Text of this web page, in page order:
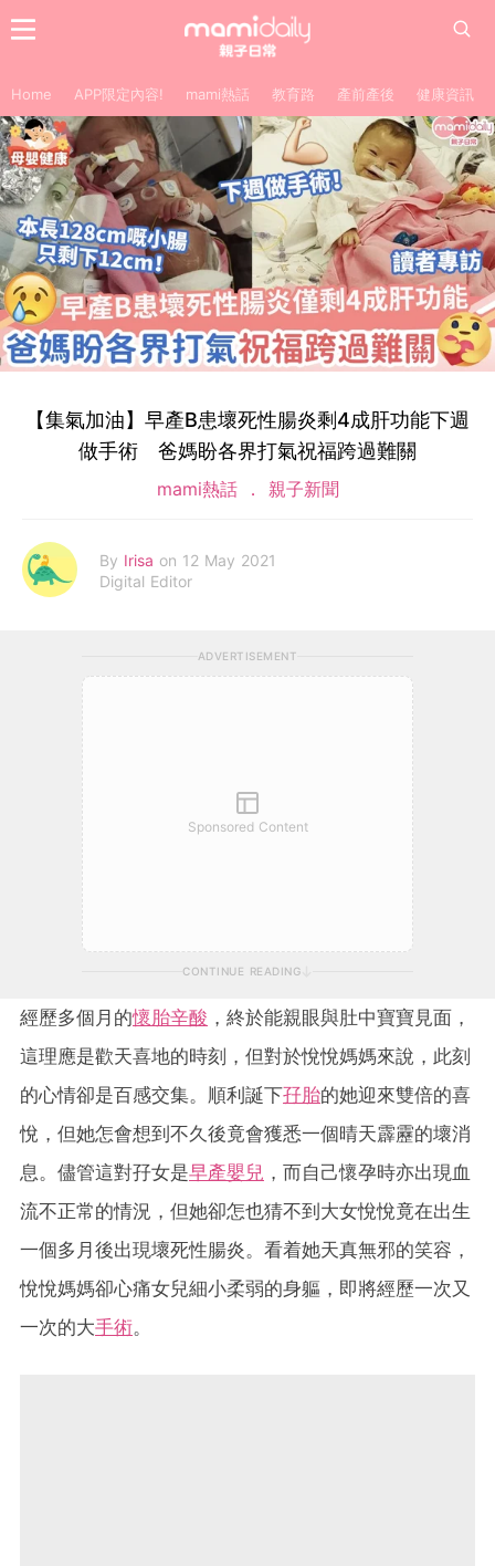
Home APP限定內容! mami熱話 教育路 產前產後 健康資訊
【集氣加油】早產B患壞死性腸炎剩4成肝功能下週
做手術 爸媽盼各界打氣祝福跨過難關
mami熱話 親子新聞
By Irisa on 12 May 2021
Digital Editor
ADVERTISEMENT
Sponsored Content
CONTINUE READING
經歷多個月的懷胎辛酸 ，終於能親眼與肚中寶寶見面，
這理應是歡天喜地的時刻，但對於悅悅媽媽來說，此刻
的心情卻是百感交集。順利誕下孖胎的她迎來雙倍的喜
悅，但她怎會想到不久後竟會獲悉一個晴天霹靂的壞消
息。儘管這對孖女是早產嬰兒 ，而自己懷孕時亦出現血
流不正常的情況，但她卻怎也猜不到大女悅悅竟在出生
一個多月後出現壞死性腸炎。看着她天真無邪的笑容，
悅悅媽媽卻心痛女兒細小柔弱的身軀，即將經歷一次又
一次的大手術。